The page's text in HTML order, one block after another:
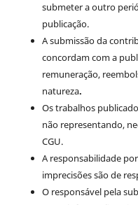
submeter a outro
publicação.
A submissão da
concordam com a
remuneração,
natureza.
Os trabalhos
não representando,
CGU.
A responsabilidade
imprecisões são de
O responsável pela